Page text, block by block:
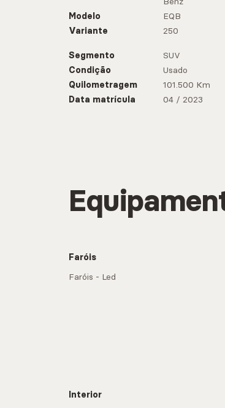
Modelo
EQB
Variante
250
Segmento
SUV
Condição
Usado
Quilometragem
101.500 Km
Data matrícula
04 / 2023
Faróis
Faróis - Led
Interior